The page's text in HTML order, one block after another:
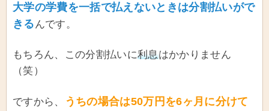
大学の学費を一括で払えないときは分割払いがで
きる んです。
もちろん、この分割払いに利息はかかりません
（笑）
ですから、
うちの場合は50万円を6ヶ月に分けて